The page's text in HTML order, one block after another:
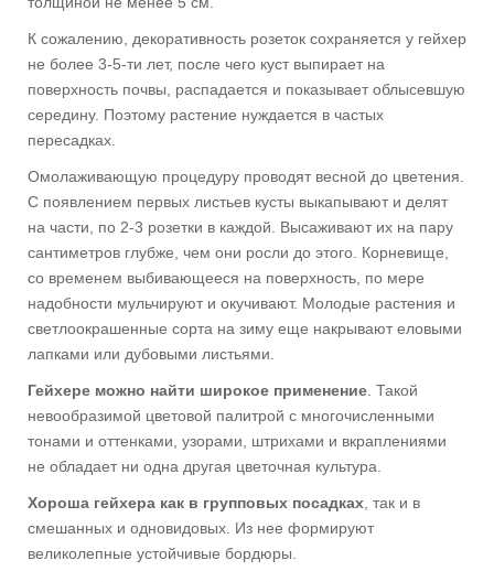
К сожалению, декоративность розеток сохраняется у гейхер
не более 3-5-ти лет, после чего куст выпирает на
поверхность почвы, распадается и показывает облысевшую
середину. Поэтому растение нуждается в частых
пересадках.
Омолаживающую процедуру проводят весной до цветения.
С появлением первых листьев кусты выкапывают и делят
на части, по 2-3 розетки в каждой. Высаживают их на пару
сантиметров глубже, чем они росли до этого. Корневище,
со временем выбивающееся на поверхность, по мере
надобности мульчируют и окучивают. Молодые растения и
светлоокрашенные сорта на зиму еще накрывают еловыми
лапками или дубовыми листьями.
Гейхере можно найти широкое применение . Такой
невообразимой цветовой палитрой с многочисленными
тонами и оттенками, узорами, штрихами и вкраплениями
не обладает ни одна другая цветочная культура.
Хороша гейхера как в групповых посадках , так и в
смешанных и одновидовых. Из нее формируют
великолепные устойчивые бордюры.